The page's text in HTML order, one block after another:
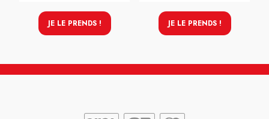
JE LE PRENDS ! JE LE PRENDS !